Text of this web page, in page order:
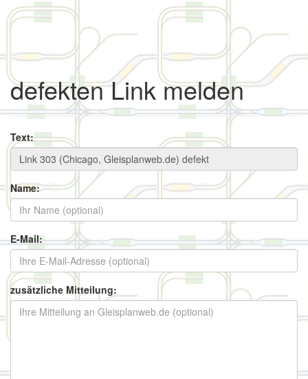
defekten Link melden
Text:
Name:
E-Mail:
zusätzliche Mitteilung: